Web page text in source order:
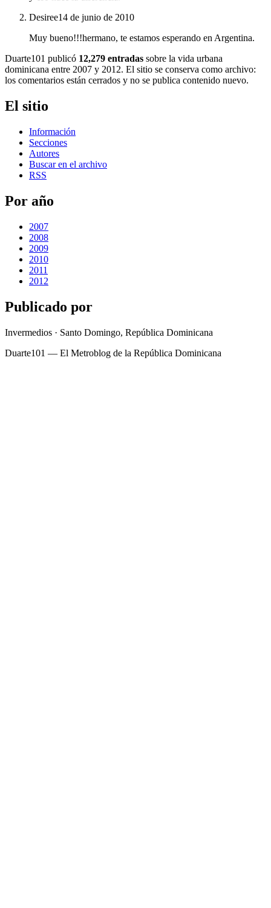
Desiree14 de junio de 2010
Muy bueno!!!hermano, te estamos esperando en Argentina.
Duarte101 publicó 12,279 entradas sobre la vida urbana
dominicana entre 2007 y 2012. El sitio se conserva como archivo:
los comentarios están cerrados y no se publica contenido nuevo.
El sitio
Información
Secciones
Autores
Buscar en el archivo
RSS
Por año
2007
2008
2009
2010
2011
2012
Publicado por
Invermedios · Santo Domingo, República Dominicana
Duarte101 — El Metroblog de la República Dominicana